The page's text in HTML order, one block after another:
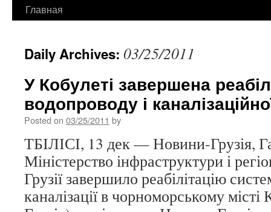
Skip
content
Главная
Daily Archives: 03/25/2011
У Кобулеті завершена
водопроводу і
Posted on 03/25/2011 by
ТБІЛІСІ, 13 дек — Новини-Грузія,
Міністерство інфраструктури і
Грузії завершило реабілітацію
каналізації в чорноморському місті